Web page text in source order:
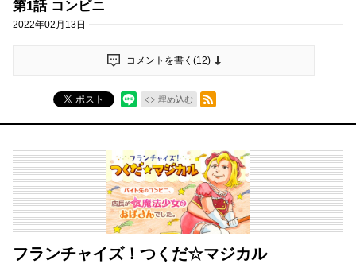
第1話 コンビニ
2022年02月13日
コメントを書く(12)
ポスト 埋め込む
RSSフィード
フランチャイズ！つくだ☆マジカル